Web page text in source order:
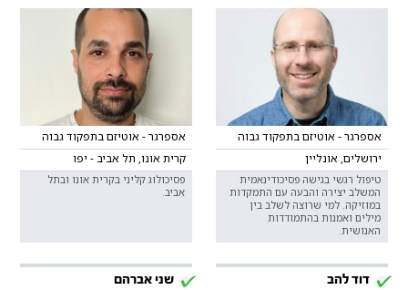
אספרגר - אוטיזם בתפקוד גבוה
ירושלים, אונליין
טיפול רגשי בגישה פסיכודינאמית
המשלב יצירה והבעה עם התמקדות
במוזיקה. למי שרוצה לשלב בין
מילים ואמנות בהתמודדות
האנושית.
אספרגר - אוטיזם בתפקוד גבוה
קרית אונו, תל אביב - יפו
פסיכולוג קליני בקרית אונו ובתל
אביב.
דוד להב שני אברהם